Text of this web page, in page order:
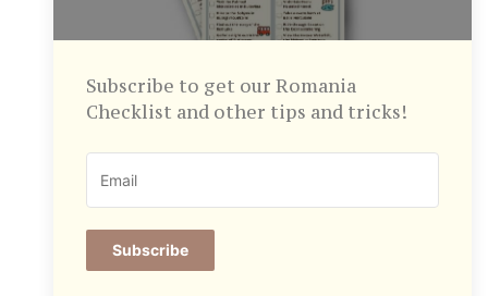
Subscribe to get our Romania
Checklist and other tips and tricks!
Subscribe